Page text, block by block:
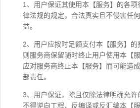
1、用户保证其使用本【服务】的各项
律法规的规定，合法真实且不侵害任
益。
2、用户应按时足额支付本【服务】的
则服务商保留随时终止用户使用本【
应对服务商终止本【服务】而可能造
部责任。
3、用户保证，除且仅除法律明确允许
不得逆向工程、反编译或反汇编本【服